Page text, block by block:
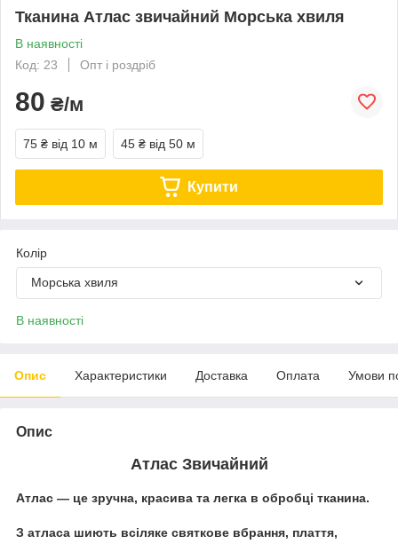
Тканина Атлас звичайний Морська хвиля
В наявності
Код: 23
Опт і роздріб
80 ₴/м
75 ₴ від 10 м 45 ₴ від 50 м
Купити
Колір
Морська хвиля
В наявності
Опис Характеристики Доставка Оплата Умови
Опис
Атлас Звичайний
Атлас — це зручна, красива та легка в обробці тканина.
З атласа шиють всіляке святкове вбрання, плаття,